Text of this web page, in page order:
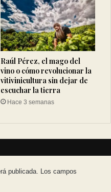
Raúl Pérez, el mago del
vino o cómo revolucionar la
vitivinicultura sin dejar de
escuchar la tierra
Hace 3 semanas
publicada. Los campos